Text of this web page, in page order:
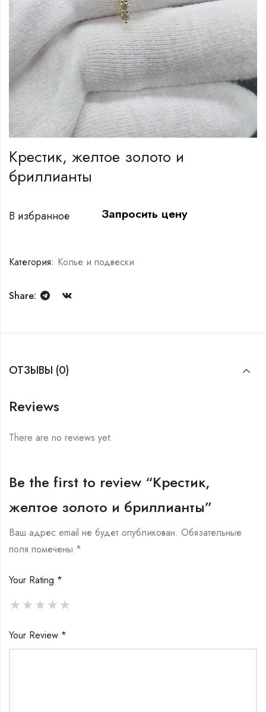
Крестик, желтое золото и
бриллианты
В избранное Запросить цену
Категория: Колье и подвески
Share:
ОТЗЫВЫ (0)
Reviews
There are no reviews yet.
Be the first to review “Крестик,
желтое золото и бриллианты”
Ваш адрес email не будет опубликован. Обязательные
поля помечены *
Your Rating *
Your Review *